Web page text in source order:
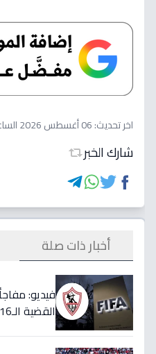
اخر تحديث:06 أغسطس 2026 الساعة 09:14 مساءاً
شارك الخبر
أخبار ذات صلة
فيديو: